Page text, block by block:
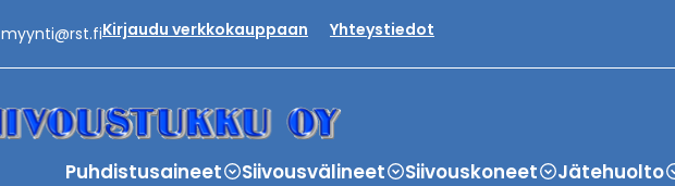
myynti@rst.fiKirjaudu verkkokauppaan Yhteystiedot
Puhdistusaineet Siivousvälineet Siivouskoneet Jätehuolto